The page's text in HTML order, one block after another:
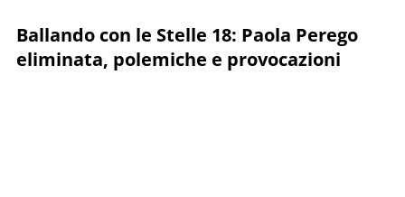
Ballando con le Stelle 18: Paola Perego
eliminata, polemiche e provocazioni